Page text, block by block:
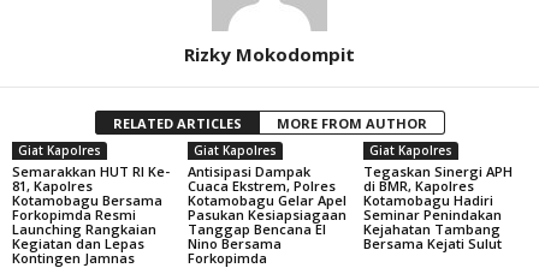
Rizky Mokodompit
RELATED ARTICLES MORE FROM AUTHOR
Giat Kapolres
Semarakkan HUT RI Ke-
81, Kapolres
Kotamobagu Bersama
Forkopimda Resmi
Launching Rangkaian
Kegiatan dan Lepas
Kontingen Jamnas
Giat Kapolres
Antisipasi Dampak
Cuaca Ekstrem, Polres
Kotamobagu Gelar Apel
Pasukan Kesiapsiagaan
Tanggap Bencana El
Nino Bersama
Forkopimda
Giat Kapolres
Tegaskan Sinergi APH
di BMR, Kapolres
Kotamobagu Hadiri
Seminar Penindakan
Kejahatan Tambang
Bersama Kejati Sulut